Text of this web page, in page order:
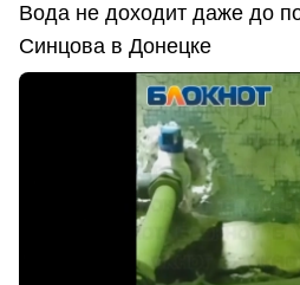
Вода не доходит даже до
Синцова в Донецке